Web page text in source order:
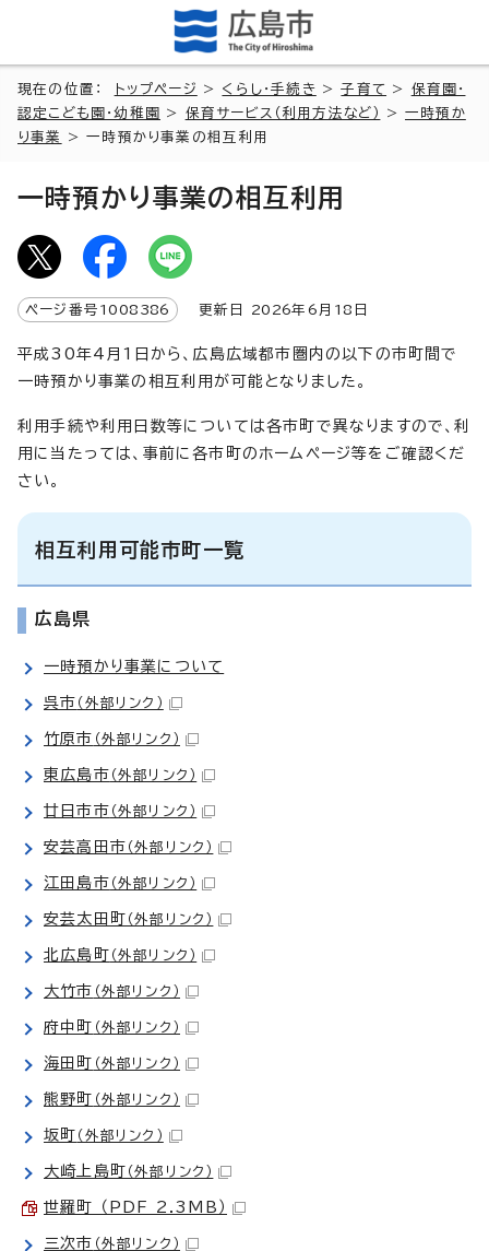
現在の位置： トップページ > くらし・手続き >子育て > 保育園・
認定こども園・幼稚園
> 保育サービス（利用方法など） >一時預か
り事業
> 一時預かり事業の相互利用
一時預かり事業の相互利用
ページ番号 1008386 更新日 2026年6月 18 日
平成30年4月1日から、広島広域都市圏内の以下の市町間で
一時預かり事業の相互利用が可能となりました。
利用手続や利用日数等については各市町で異なりますので、利
用に当たっては、事前に各市町のホームページ等をご確認くだ
さい。
相互利用可能市町一覧
広島県
一時預かり事業について
呉市 （外部リンク）
竹原市 （外部リンク）
東広島市 （外部リンク）
廿日市市 （外部リンク）
安芸高田市 （外部リンク）
江田島市 （外部リンク）
安芸太田町 （外部リンク）
北広島町 （外部リンク）
大竹市 （外部リンク）
府中町 （外部リンク）
海田町 （外部リンク）
熊野町 （外部リンク）
坂町 （外部リンク）
大崎上島町 （外部リンク）
世羅町 （PDF 2.3MB）
三次市 （外部リンク）